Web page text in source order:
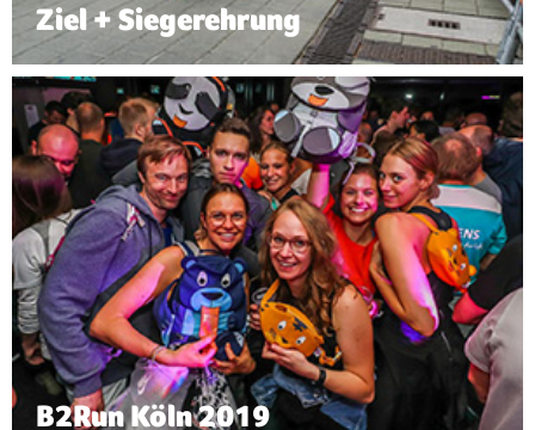
Ziel + Siegerehrung
B2Run Köln 2019